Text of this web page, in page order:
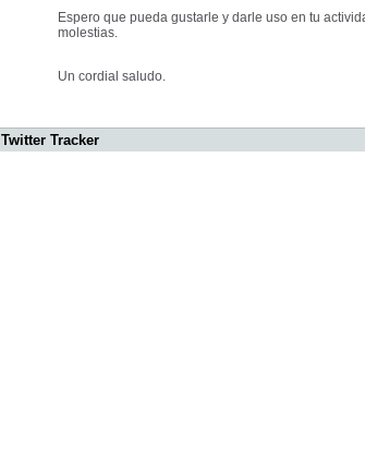
Espero que pueda gustarle y darle uso en tu
molestias.
Un cordial saludo.
Twitter Tracker